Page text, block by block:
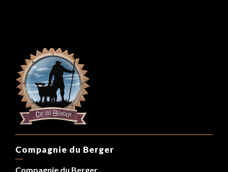
Compagnie du Berger
Compagnie du Berger